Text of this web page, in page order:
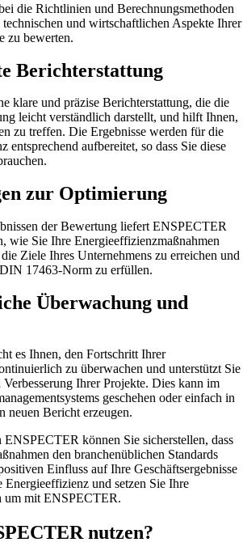
die Richtlinien und Berechnungsmethoden
und wirtschaftlichen Aspekte Ihrer
zu bewerten.
Berichterstattung
klare und präzise Berichterstattung, die die
leicht verständlich darstellt, und hilft Ihnen,
zu treffen. Die Ergebnisse werden für die
entsprechend aufbereitet, so dass Sie diese
zur Optimierung
der Bewertung liefert ENSPECTER
wie Sie Ihre Energieeffizienzmaßnahmen
Ziele Ihres Unternehmens zu erreichen und
17463-Norm zu erfüllen.
Überwachung und
es Ihnen, den Fortschritt Ihrer
zu überwachen und unterstützt Sie
Ihrer Projekte. Dies kann im
geschehen oder einfach in
neuen Bericht erzeugen.
können Sie sicherstellen, dass
den branchenüblichen Standards
Einfluss auf Ihre Geschäftsergebnisse
Energieeffizienz und setzen Sie Ihre
um mit ENSPECTER.
nutzen?